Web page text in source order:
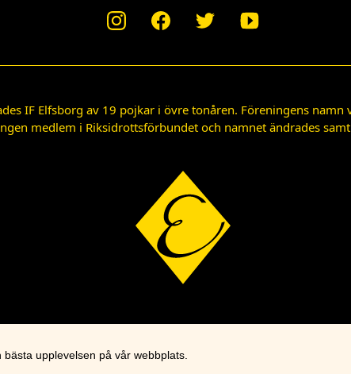
IF Elfsborg av 19 pojkar i övre tonåren. Föreningens namn
medlem i Riksidrottsförbundet och namnet ändrades
upplevelsen på vår webbplats.